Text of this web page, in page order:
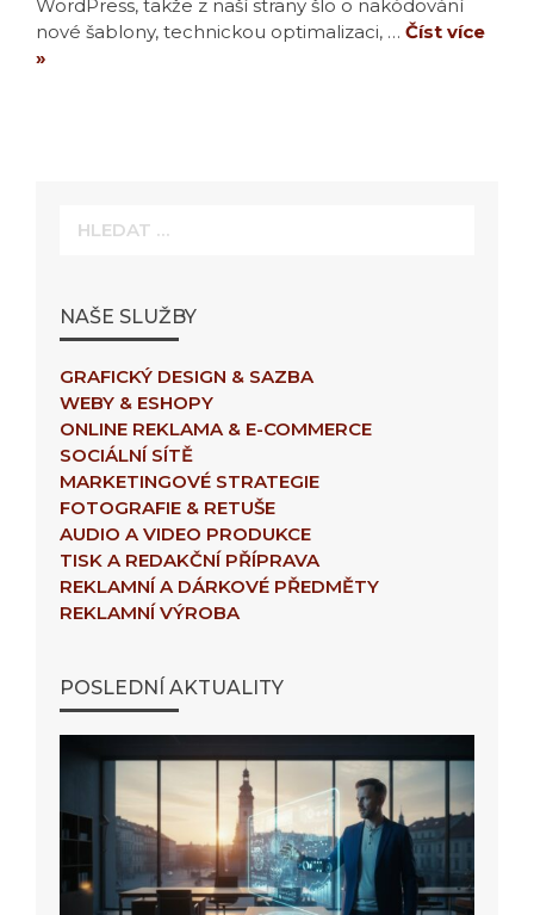
WordPress, takže z naší strany šlo o nakódování
nové šablony, technickou optimalizaci, … Číst více
»
NAŠE SLUŽBY
GRAFICKÝ DESIGN & SAZBA
WEBY & ESHOPY
ONLINE REKLAMA & E-COMMERCE
SOCIÁLNÍ SÍTĚ
MARKETINGOVÉ STRATEGIE
FOTOGRAFIE & RETUŠE
AUDIO A VIDEO PRODUKCE
TISK A REDAKČNÍ PŘÍPRAVA
REKLAMNÍ A DÁRKOVÉ PŘEDMĚTY
REKLAMNÍ VÝROBA
POSLEDNÍ AKTUALITY